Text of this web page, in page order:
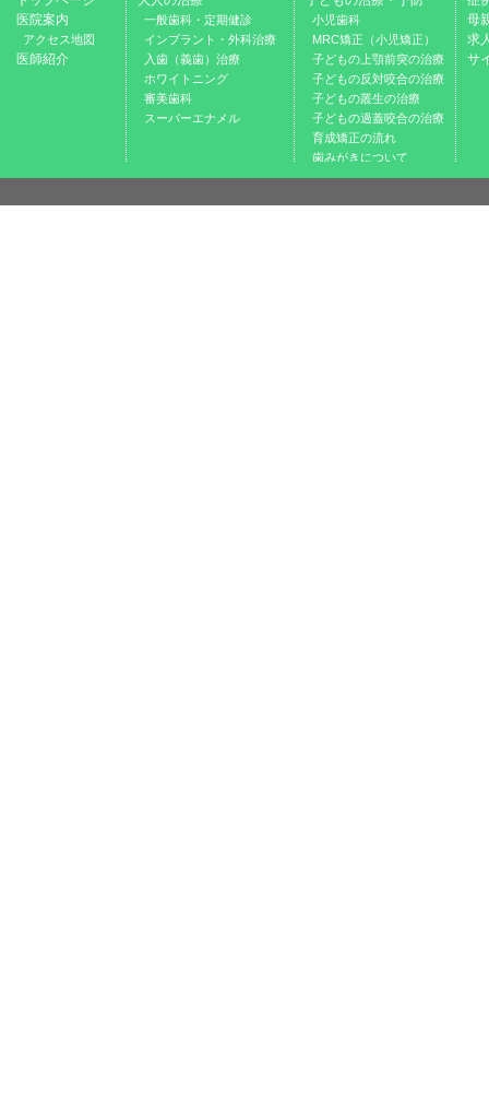
医院案内
アクセス地図
医師紹介
一般歯科・定期健診
インプラント・外科治療
入歯（義歯）治療
ホワイトニング
審美歯科
スーパーエナメル
小児歯科
MRC矯正（小児矯正）
子どもの上顎前突の治療
子どもの反対咬合の治療
子どもの叢生の治療
子どもの過蓋咬合の治療
育成矯正の流れ
歯みがきについて
母
求
サ